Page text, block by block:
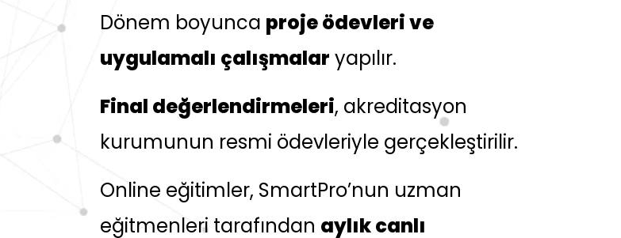
Dönem boyunca proje ödevleri ve
uygulamalı çalışmalar yapılır.
Final değerlendirmeleri, akreditasyon
kurumunun resmi ödevleriyle gerçekleştirilir.
Online eğitimler, SmartPro’nun uzman
eğitmenleri tarafından aylık canlı